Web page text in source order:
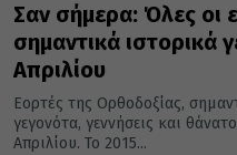
Σαν σήμερα: Όλες οι
σημαντικά ιστορικά
Απριλίου
Εορτές της Ορθοδοξίας,
γεγονότα, γεννήσεις και
Απριλίου. Το 2015...